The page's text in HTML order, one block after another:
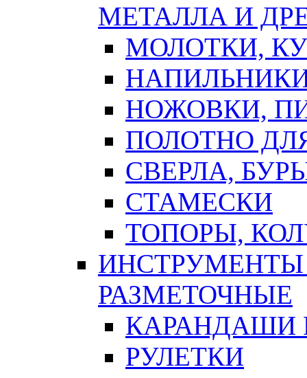
МЕТАЛЛА И
МОЛОТКИ,
НОЖОВКИ,
ПОЛОТНО
СВЕРЛА,
СТАМЕСКИ
ТОПОРЫ,
ИНСТРУМЕНТЫ
РАЗМЕТОЧНЫЕ
КАРАНДАШИ
РУЛЕТКИ